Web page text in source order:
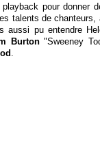
pour donner
talents de chanteurs,
aussi pu entendre
Burton"Sweeney